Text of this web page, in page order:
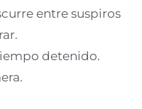
entre suspiros
detenido.